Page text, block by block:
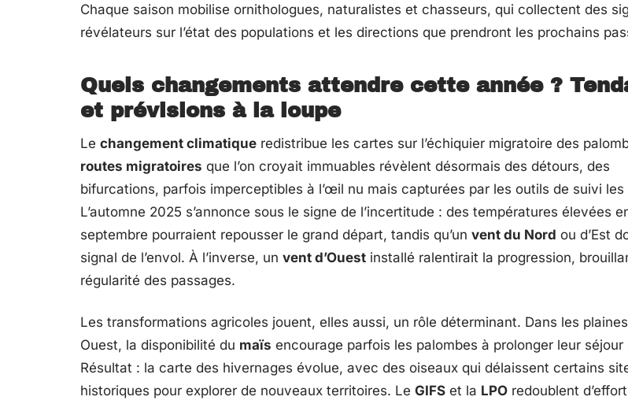
Chaque saison mobilise ornithologues, naturalistes et chasseurs, qui collectent des
révélateurs sur l’état des populations et les directions que prendront les prochains
Quels changements attendre cette année ?
et prévisions à la loupe
Le changement climatique redistribue les cartes sur l’échiquier migratoire des
routes migratoires que l’on croyait immuables révèlent désormais des détours, des
bifurcations, parfois imperceptibles à l’œil nu mais capturées par les outils de suivi les
L’automne 2025 s’annonce sous le signe de l’incertitude : des températures élevées
septembre pourraient repousser le grand départ, tandis qu’un vent du Nord ou d’Est
signal de l’envol. À l’inverse, un vent d’Ouest installé ralentirait la progression,
régularité des passages.
Les transformations agricoles jouent, elles aussi, un rôle déterminant. Dans les
Ouest, la disponibilité du maïs encourage parfois les palombes à prolonger leur séjour
Résultat : la carte des hivernages évolue, avec des oiseaux qui délaissent certains
historiques pour explorer de nouveaux territoires. Le GIFS et la LPO redoublent